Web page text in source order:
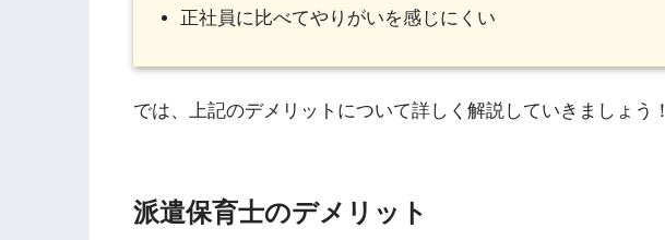
正社員に比べてやりがいを感じにくい
では、上記のデメリットについて詳しく解説していきましょう！
派遣保育士のデメリット